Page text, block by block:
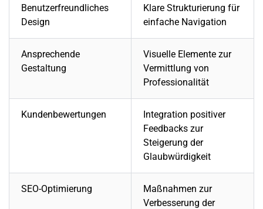
Benutzerfreundliches
Design
Klare Strukturierung für
einfache Navigation
Ansprechende
Gestaltung
Visuelle Elemente zur
Vermittlung von
Professionalität
Kundenbewertungen
Integration positiver
Feedbacks zur
Steigerung der
Glaubwürdigkeit
SEO-Optimierung
Maßnahmen zur
Verbesserung der